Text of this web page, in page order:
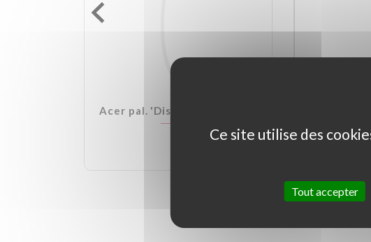
Acer pal. 'Dissectum Garnet'
Ce site utilise des
Tout accepter